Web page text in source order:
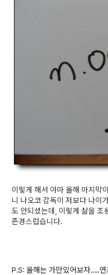
이렇게 해서 아마 올해 마지막
니 나오코 감독이 저보다 나이
도 안되셨는데, 이렇게 삶을 조
존경스럽습니다.
P.S: 올해는 가만있어보자.....